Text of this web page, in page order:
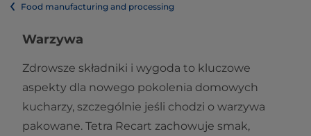
Food manufacturing and processing
Warzywa
Zdrowsze składniki i wygoda to kluczowe
aspekty dla nowego pokolenia domowych
kucharzy, szczególnie jeśli chodzi o warzywa
pakowane. Tetra Recart zachowuje smak,